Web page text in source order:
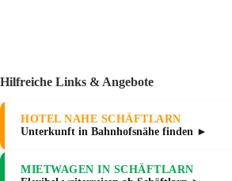
Hilfreiche Links & Angebote
HOTEL NAHE SCHÄFTLARN
Unterkunft in Bahnhofsnähe finden ►
MIETWAGEN IN SCHÄFTLARN